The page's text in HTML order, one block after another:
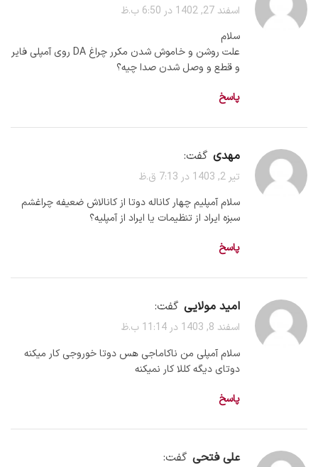
اسفند 27, 1402 در 6:50 ب.ظ
سلام
علت روشن و خاموش شدن مکرر چراغ DA روی آمپلی فایر
و قطع و وصل شدن صدا چیه؟
پاسخ
مهدی گفت:
تیر 2, 1403 در 7:13 ق.ظ
سلام آمپلیم چهار کاناله دوتا از کانالاش ضعیفه چراغشم
سبزه ایراد از تنظیمات یا ایراد از آمپلیه؟
پاسخ
امید مولایی گفت:
اسفند 8, 1403 در 11:14 ب.ظ
سلام آمپلی من ناکاماجی هس دوتا خوروجی کار میکنه
دوتای دیگه کللا کار نمیکنه
پاسخ
علی فتحی گفت: